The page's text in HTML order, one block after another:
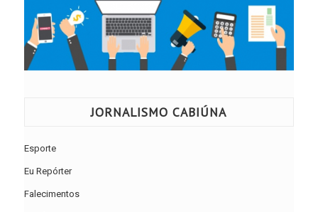
JORNALISMO CABIÚNA
Esporte
Eu Repórter
Falecimentos